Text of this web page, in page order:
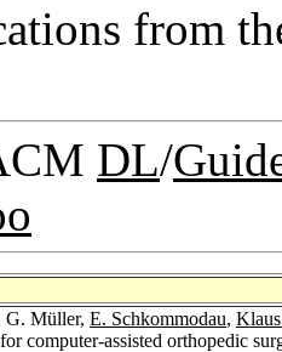
from
DL/
G. Müller, E. Schkommodau,
computer-assisted orthopedic